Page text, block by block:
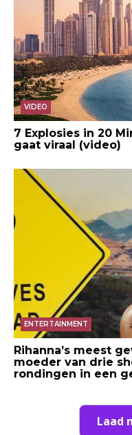
VIDEO
7 Explosies in 20
gaat viraal (video)
ENTERTAINMENT
Rihanna’s meest
moeder van drie
rondingen in een
Laad